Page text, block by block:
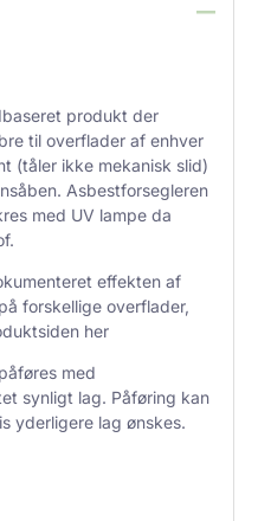
produkt der
til overflader af enhver
(tåler ikke mekanisk slid)
Asbestforsegleren
med UV lampe da
effekten af
forskellige overflader,
her
med
synligt lag. Påføring kan
yderligere lag ønskes.